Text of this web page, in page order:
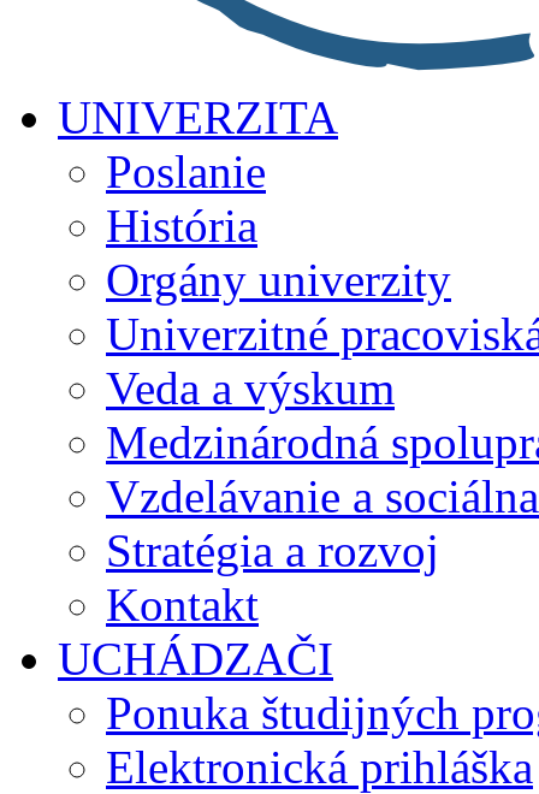
UNIVERZITA
Poslanie
História
Orgány univerzity
Univerzitné
Veda a výskum
Medzinárodná
Vzdelávanie a
Stratégia a rozvoj
Kontakt
UCHÁDZAČI
Ponuka študijných
Elektronická prihláška